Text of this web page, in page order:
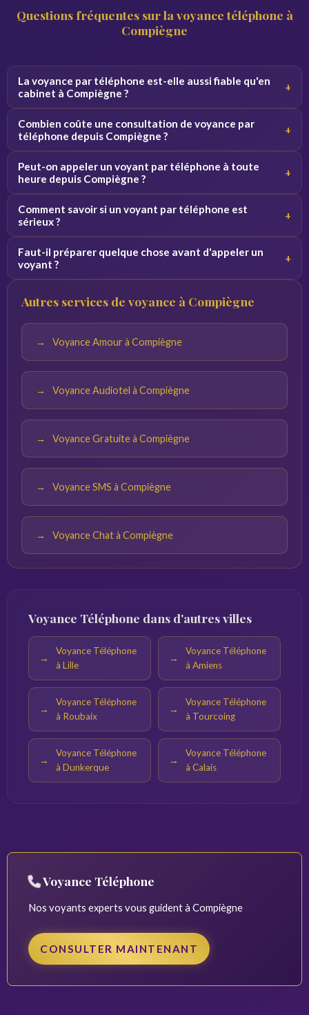
Questions fréquentes sur la voyance téléphone à
Compiègne
La voyance par téléphone est-elle aussi fiable qu'en
cabinet à Compiègne ?
+
Par téléphone, le voyant se concentre sur votre voix et
Combien coûte une consultation de voyance par
téléphone depuis Compiègne ?
+
voyant. Des premières minutes sont souvent offertes
Peut-on appeler un voyant par téléphone à toute
heure depuis Compiègne ?
+
pouvez appeler de jour comme de nuit depuis Compiègne
Comment savoir si un voyant par téléphone est
sérieux ?
+
du voyant sur la plateforme. Profitez des minutes
Faut-il préparer quelque chose avant d'appeler un
voyant ?
+
calme. Plus vos questions sont précises, plus les réponses
Autres services de voyance à Compiègne
Voyance Amour à Compiègne
Voyance Audiotel à Compiègne
Voyance Gratuite à Compiègne
Voyance SMS à Compiègne
Voyance Chat à Compiègne
Voyance Téléphone dans d'autres villes
Voyance Téléphone
à Lille
Voyance Téléphone
à Amiens
Voyance Téléphone
à Roubaix
Voyance Téléphone
à Tourcoing
Voyance Téléphone
à Dunkerque
Voyance Téléphone
à Calais
Voyance Téléphone
Nos voyants experts vous guident à Compiègne
CONSULTER MAINTENANT